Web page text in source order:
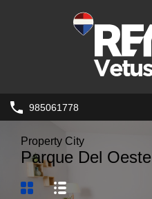
985061778
Property City
Parque Del Oeste